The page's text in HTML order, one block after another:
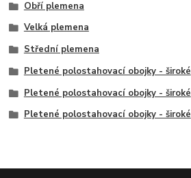
Obří plemena
Velká plemena
Střední plemena
Pletené polostahovací obojky - široké
Pletené polostahovací obojky - široké
Pletené polostahovací obojky - široké